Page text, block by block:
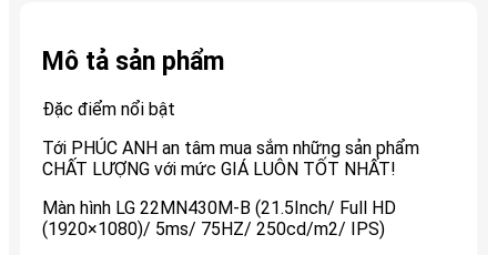
Mô tả sản phẩm
Đặc điểm nổi bật
Tới PHÚC ANH an tâm mua sắm những sản phẩm
CHẤT LƯỢNG với mức GIÁ LUÔN TỐT NHẤT!
Màn hình LG 22MN430M-B (21.5Inch/ Full HD
(1920×1080)/ 5ms/ 75HZ/ 250cd/m2/ IPS)